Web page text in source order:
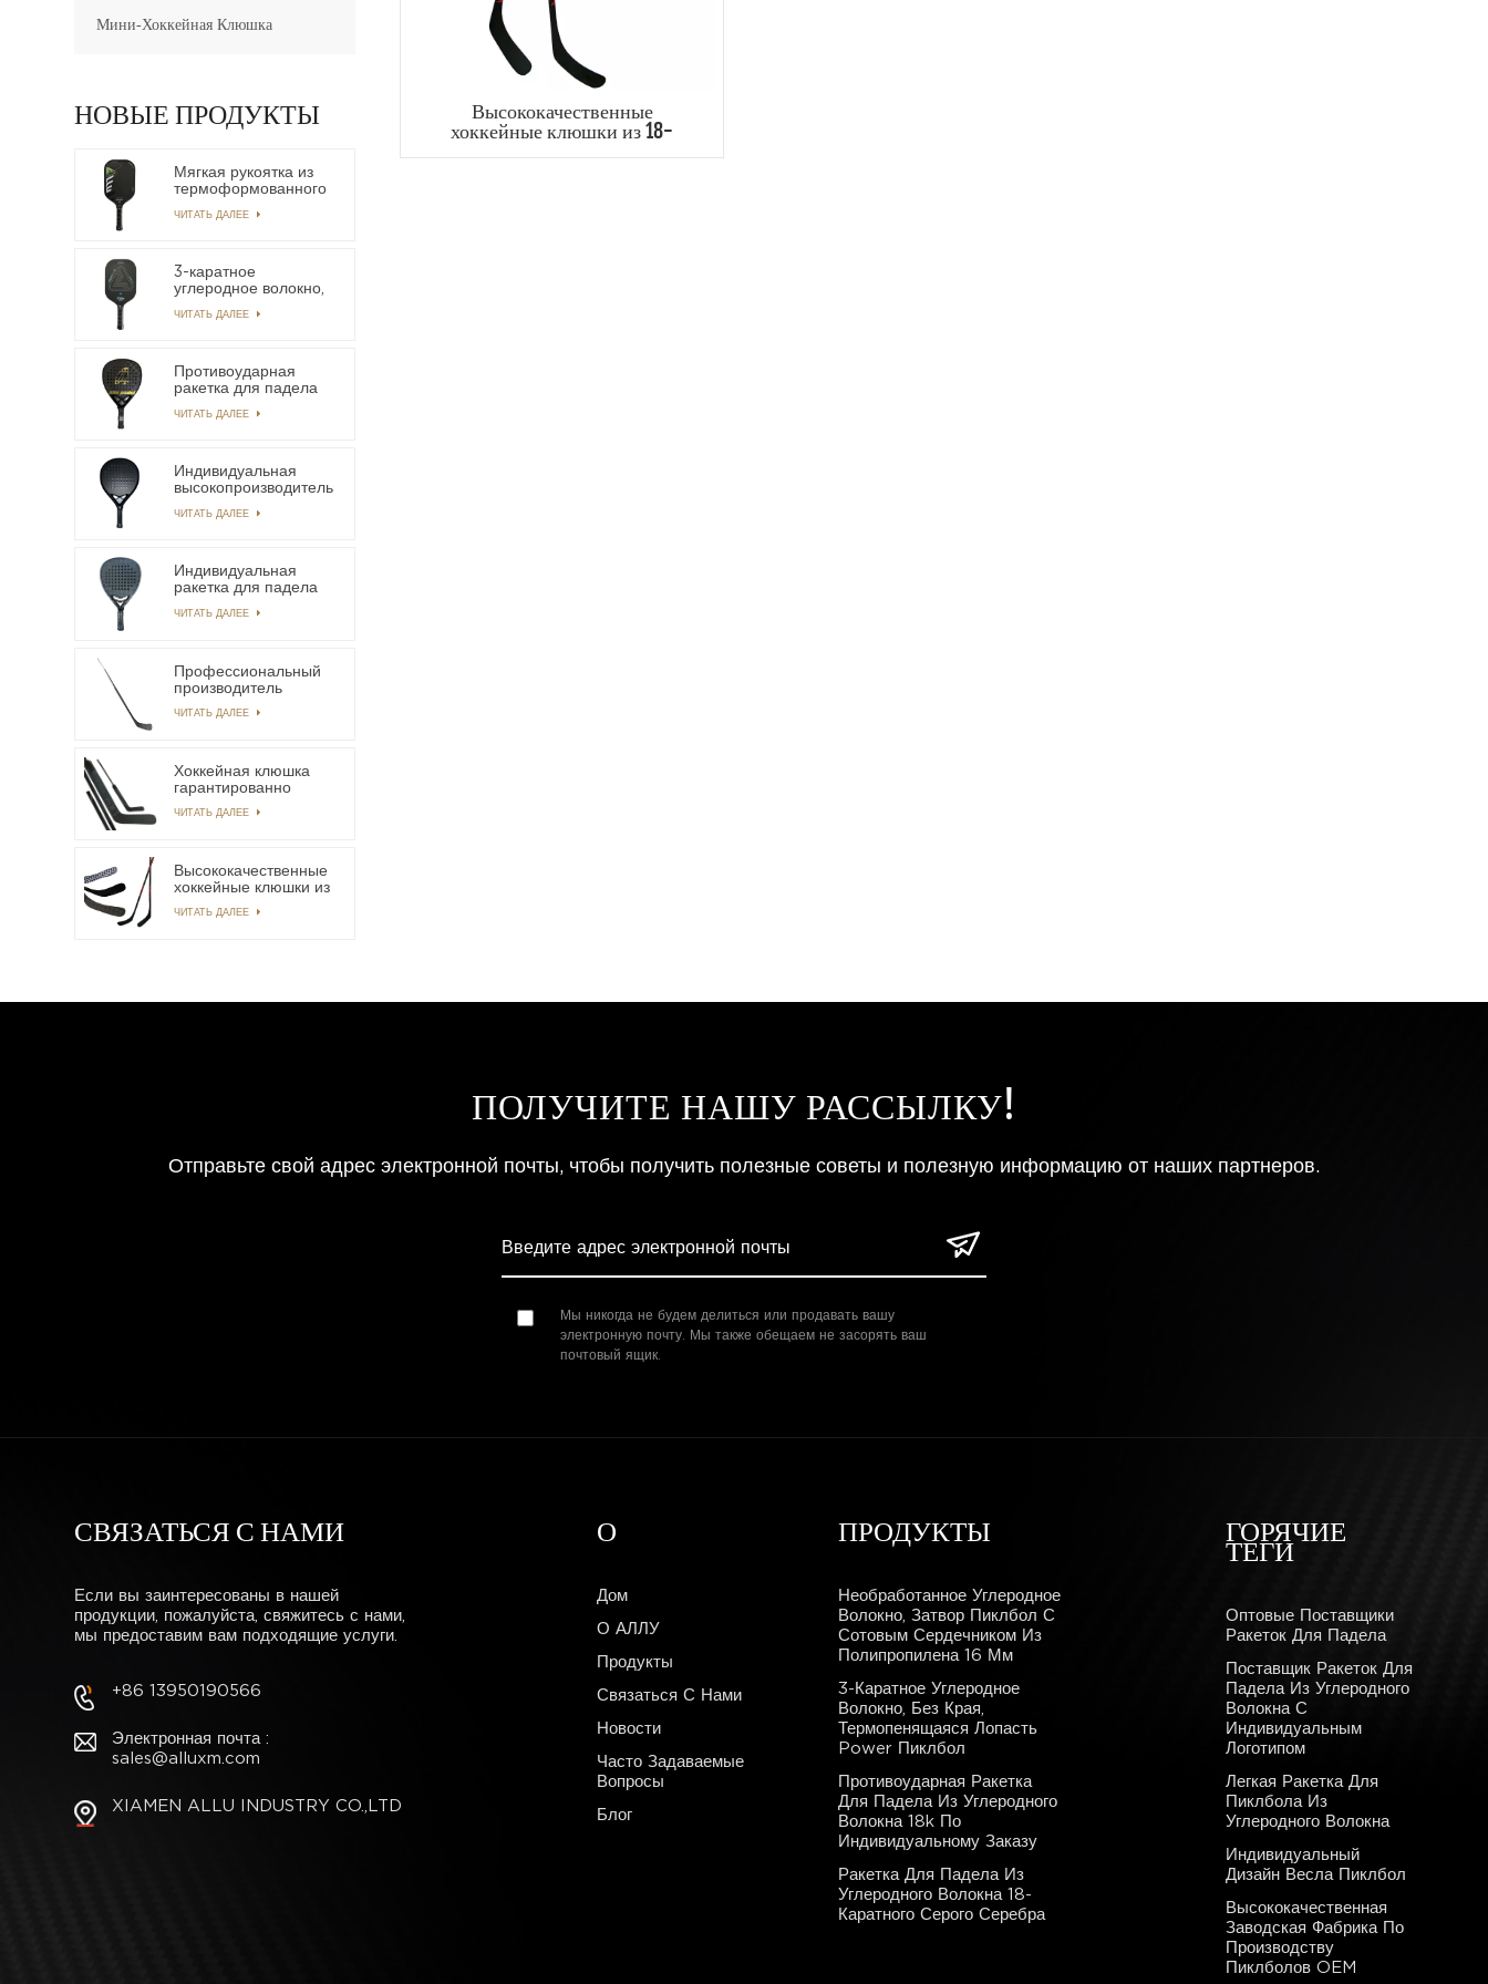
Высококачественные
хоккейные клюшки из 18-
Мини-Хоккейная Клюшка
НОВЫЕ ПРОДУКТЫ
Мягкая рукоятка из
термоформованного
T-700 Легкая
Pickleball
ЧИТАТЬ ДАЛЕЕ
3-каратное
углеродное волокно,
термопенящаяся
ЧИТАТЬ ДАЛЕЕ
Противоударная
ракетка для падела
волокна 18k по
ЧИТАТЬ ДАЛЕЕ
Индивидуальная
высокопроизводительная
из углеродного
ЧИТАТЬ ДАЛЕЕ
Индивидуальная
ракетка для падела
волокна Advance
ЧИТАТЬ ДАЛЕЕ
Профессиональный
производитель
углеродного волокна
ЧИТАТЬ ДАЛЕЕ
Хоккейная клюшка
гарантированно
подходящая для
работу.
ЧИТАТЬ ДАЛЕЕ
Высококачественные
хоккейные клюшки из
углеродного волокна,
ЧИТАТЬ ДАЛЕЕ
ПОЛУЧИТЕ НАШУ РАССЫЛКУ!
Отправьте свой адрес электронной почты, чтобы получить полезные советы и полезную информацию от наших партнеров.
Мы никогда не будем делиться или продавать вашу
электронную почту. Мы также обещаем не засорять ваш
почтовый ящик.
СВЯЗАТЬСЯ С НАМИ
Если вы заинтересованы в нашей
продукции, пожалуйста, свяжитесь с нами,
мы предоставим вам подходящие услуги.
+86 13950190566
Электронная почта :
sales@alluxm.com
XIAMEN ALLU INDUSTRY CO.,LTD
О
Дом
О АЛЛУ
Продукты
Связаться С Нами
Новости
Часто Задаваемые
Вопросы
Блог
ПРОДУКТЫ
Необработанное Углеродное
Волокно, Затвор Пиклбол С
Сотовым Сердечником Из
Полипропилена 16 Мм
3-Каратное Углеродное
Волокно, Без Края,
Термопенящаяся Лопасть
Power Пиклбол
Противоударная Ракетка
Для Падела Из Углеродного
Волокна 18k По
Индивидуальному Заказу
Ракетка Для Падела Из
Углеродного Волокна 18-
Каратного Серого Серебра
ГОРЯЧИЕ
ТЕГИ
Оптовые Поставщики
Ракеток Для Падела
Поставщик Ракеток Для
Падела Из Углеродного
Волокна С
Индивидуальным
Логотипом
Легкая Ракетка Для
Пиклбола Из
Углеродного Волокна
Индивидуальный
Дизайн Весла Пиклбол
Высококачественная
Заводская Фабрика По
Производству
Пиклболов OEM